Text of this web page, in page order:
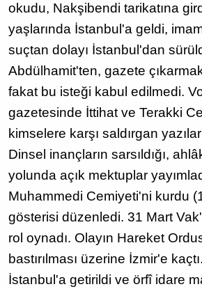
okudu, Nakşibendi tarikatına
yaşlarında İstanbul'a geldi,
suçtan dolayı İstanbul'dan
Abdülhamit'ten, gazete
fakat bu isteği kabul edilmedi.
gazetesinde İttihat ve Terakki
kimselere karşı saldırgan
Dinsel inançların sarsıldığı,
yolunda açık mektuplar
Muhammedi Cemiyeti'ni kurdu
gösterisi düzenledi. 31 Mart
rol oynadı. Olayın Hareket
bastırılması üzerine İzmir'e
İstanbul'a getirildi ve örfî idare